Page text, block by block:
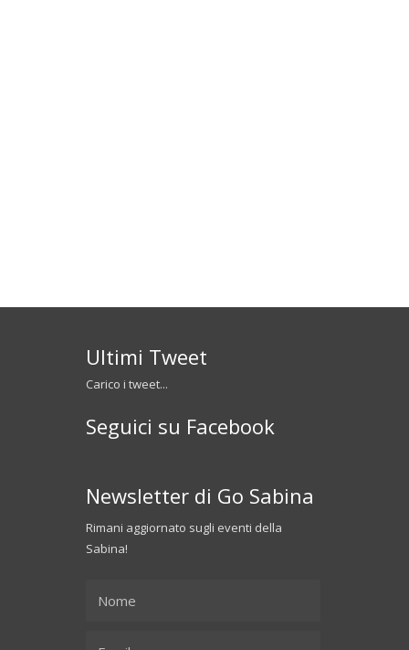
Ultimi Tweet
Carico i tweet...
Seguici su Facebook
Newsletter di Go Sabina
Rimani aggiornato sugli eventi della
Sabina!